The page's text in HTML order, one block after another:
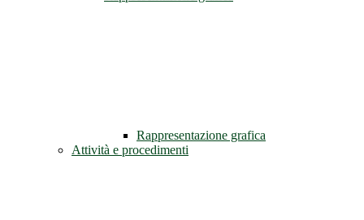
Rappresentazione grafica
Attività e procedimenti